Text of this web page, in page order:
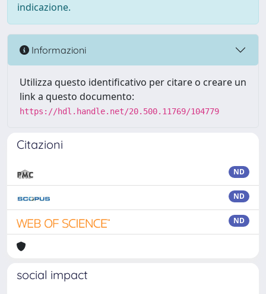
indicazione.
Informazioni
Utilizza questo identificativo per citare o creare un
link a questo documento:
https://hdl.handle.net/20.500.11769/104779
Citazioni
ND
ND
ND
social impact